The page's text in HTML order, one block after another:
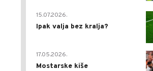
15.07.2026.
Ipak valja bez kralja?
17.05.2026.
Mostarske kiše